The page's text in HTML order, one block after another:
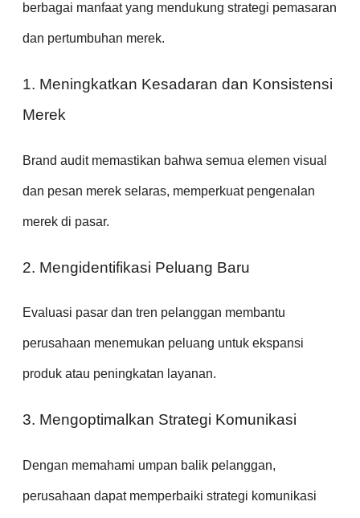
berbagai manfaat yang mendukung strategi pemasaran
dan pertumbuhan merek.
1. Meningkatkan Kesadaran dan Konsistensi
Merek
Brand audit memastikan bahwa semua elemen visual
dan pesan merek selaras, memperkuat pengenalan
merek di pasar.
2. Mengidentifikasi Peluang Baru
Evaluasi pasar dan tren pelanggan membantu
perusahaan menemukan peluang untuk ekspansi
produk atau peningkatan layanan.
3. Mengoptimalkan Strategi Komunikasi
Dengan memahami umpan balik pelanggan,
perusahaan dapat memperbaiki strategi komunikasi